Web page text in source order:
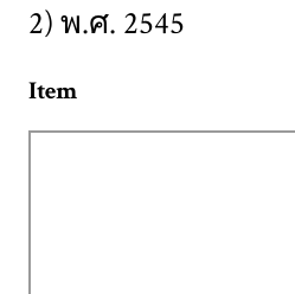
2) พ.ศ. 2545
Item